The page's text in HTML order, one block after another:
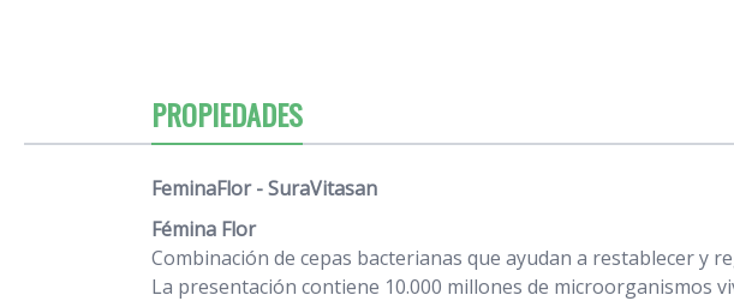
PROPIEDADES
FeminaFlor - SuraVitasan
Fémina Flor
Combinación de cepas bacterianas que ayudan a restablecer y
La presentación contiene 10.000 millones de microorganismos